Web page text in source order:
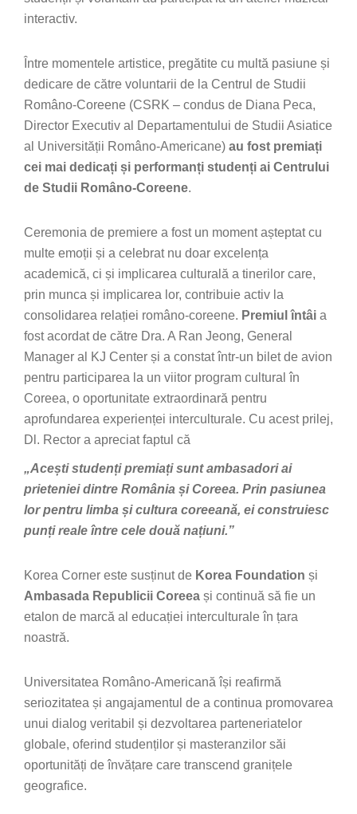
interactiv.
Între momentele artistice, pregătite cu multă pasiune și
dedicare de către voluntarii de la Centrul de Studii
Româno-Coreene (CSRK – condus de Diana Peca,
Director Executiv al Departamentului de Studii Asiatice
al Universității Româno-Americane) au fost premiați
cei mai dedicați și performanți studenți ai Centrului
de Studii Româno-Coreene.
Ceremonia de premiere a fost un moment așteptat cu
multe emoții și a celebrat nu doar excelența
academică, ci și implicarea culturală a tinerilor care,
prin munca și implicarea lor, contribuie activ la
consolidarea relației româno-coreene. Premiul întâi a
fost acordat de către Dra. A Ran Jeong, General
Manager al KJ Center și a constat într-un bilet de avion
pentru participarea la un viitor program cultural în
Coreea, o oportunitate extraordinară pentru
aprofundarea experienței interculturale. Cu acest prilej,
Dl. Rector a apreciat faptul că
„Acești studenți premiați sunt ambasadori ai
prieteniei dintre România și Coreea. Prin pasiunea
lor pentru limba și cultura coreeană, ei construiesc
punți reale între cele două națiuni.”
Korea Corner este susținut de Korea Foundation și
Ambasada Republicii Coreea și continuă să fie un
etalon de marcă al educației interculturale în țara
noastră.
Universitatea Româno-Americană își reafirmă
seriozitatea și angajamentul de a continua promovarea
unui dialog veritabil și dezvoltarea parteneriatelor
globale, oferind studenților și masteranzilor săi
oportunități de învățare care transcend granițele
geografice.